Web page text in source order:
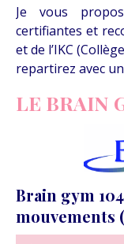
Je vous
certifiantes et
et de l’IKC
repartirez avec
LE BRAIN
Brain gym
mouvements